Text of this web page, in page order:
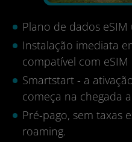
Plano de dados eSIM
Instalação imediata
compatível com
Smartstart - a
começa na chegada
Pré-pago, sem taxas
roaming.